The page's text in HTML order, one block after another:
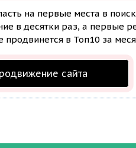
на первые места в
в десятки раз, а первые
продвинется в Топ10 за
сайта